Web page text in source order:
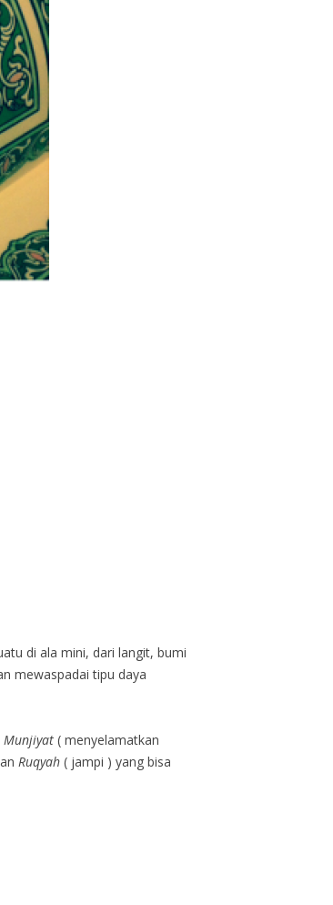
di ala mini, dari langit, bumi
mewaspadai tipu daya
Munjiyat( menyelamatkan
Ruqyah ( jampi ) yang bisa